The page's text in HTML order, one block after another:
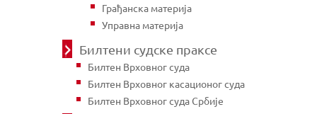
Грађанска материја
Управна материја
Билтени судске праксе
Билтен Врховног суда
Билтен Врховног касационог суда
Билтен Врховног суда Србије